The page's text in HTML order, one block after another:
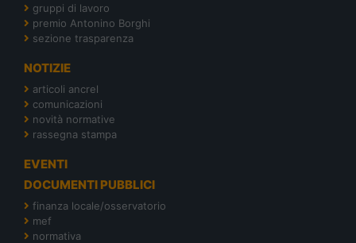
gruppi di lavoro
premio Antonino Borghi
sezione trasparenza
NOTIZIE
articoli ancrel
comunicazioni
novità normative
rassegna stampa
EVENTI
DOCUMENTI PUBBLICI
finanza locale/osservatorio
mef
normativa